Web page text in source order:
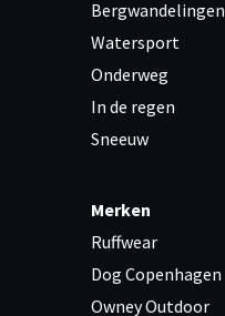
Bergwandelingen
Watersport
Onderweg
In de regen
Sneeuw
Merken
Ruffwear
Dog Copenhagen
Owney Outdoor